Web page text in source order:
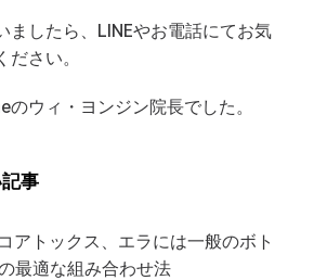
ましたら、LINEやお電話にてお気
さい。
ウィ・ヨンジン院長でした。
事
アトックス、エラには一般のボト
最適な組み合わせ法